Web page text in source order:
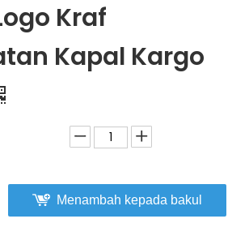
Kraf
Kapal Kargo
Menambah kepada bakul